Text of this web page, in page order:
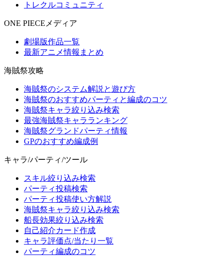
トレクルコミュニティ
ONE PIECEメディア
劇場版作品一覧
最新アニメ情報まとめ
海賊祭攻略
海賊祭のシステム解説と遊び方
海賊祭のおすすめパーティと編成のコツ
海賊祭キャラ絞り込み検索
最強海賊祭キャラランキング
海賊祭グランドパーティ情報
GPのおすすめ編成例
キャラ/パーティ/ツール
スキル絞り込み検索
パーティ投稿検索
パーティ投稿使い方解説
海賊祭キャラ絞り込み検索
船長効果絞り込み検索
自己紹介カード作成
キャラ評価点/当たり一覧
パーティ編成のコツ